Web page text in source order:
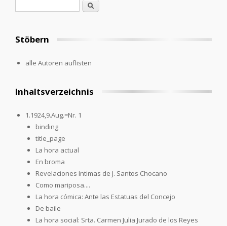
Suche
Stöbern
alle Autoren auflisten
Inhaltsverzeichnis
1.1924,9.Aug.=Nr. 1
binding
title_page
La hora actual
En broma
Revelaciones íntimas de J. Santos Chocano
Como mariposa....
La hora cómica: Ante las Estatuas del Concejo
De baile
La hora social: Srta. Carmen Julia Jurado de los Reyes